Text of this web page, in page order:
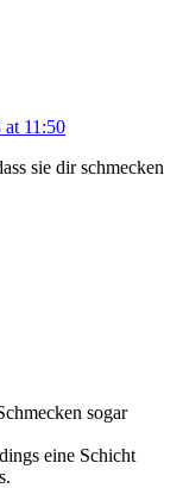
11:50
sie dir schmecken
sogar
eine Schicht